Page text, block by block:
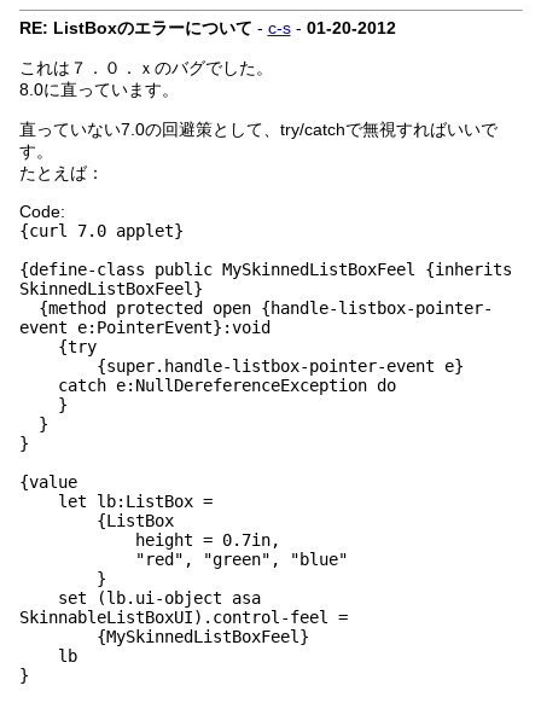
RE: ListBoxのエラーについて - c-s- 01-20-2012
これは７．０．ｘのバグでした。
8.0に直っています。
直っていない7.0の回避策として、try/catchで無視すればいいで
す。
たとえば：
Code:
{curl 7.0 applet}
{define-class public MySkinnedListBoxFeel {inherits
SkinnedListBoxFeel}
{method protected open {handle-listbox-pointer-
event e:PointerEvent}:void
{try
{super.handle-listbox-pointer-event e}
catch e:NullDereferenceException do
}
}
}
{value
let lb:ListBox =
{ListBox
height = 0.7in,
"red", "green", "blue"
}
set (lb.ui-object asa
SkinnableListBoxUI).control-feel =
{MySkinnedListBoxFeel}
lb
}